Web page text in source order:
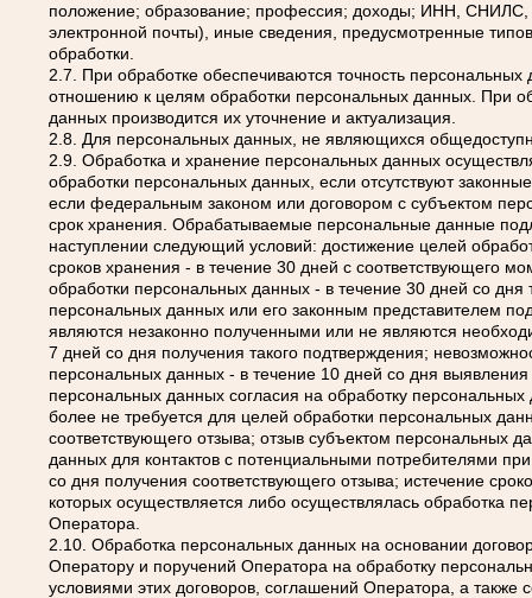
положение; образование; профессия; доходы; ИНН, СНИЛС,
электронной почты), иные сведения, предусмотренные
обработки.
2.7. При обработке обеспечиваются точность персональных
отношению к целям обработки персональных данных. При
данных производится их уточнение и актуализация.
2.8. Для персональных данных, не являющихся
2.9. Обработка и хранение персональных данных
обработки персональных данных, если отсутствуют
если федеральным законом или договором с субъектом
срок хранения. Обрабатываемые персональные данные
наступлении следующий условий: достижение целей
сроков хранения - в течение 30 дней с соответствующего
обработки персональных данных - в течение 30 дней со дня
персональных данных или его законным представителем
являются незаконно полученными или не являются
7 дней со дня получения такого подтверждения;
персональных данных - в течение 10 дней со дня
персональных данных согласия на обработку
более не требуется для целей обработки персональных
соответствующего отзыва; отзыв субъектом персональных
данных для контактов с потенциальными потребителями
со дня получения соответствующего отзыва; истечение
которых осуществляется либо осуществлялась обработка
Оператора.
2.10. Обработка персональных данных на основании
Оператору и поручений Оператора на обработку
условиями этих договоров, соглашений Оператора, а